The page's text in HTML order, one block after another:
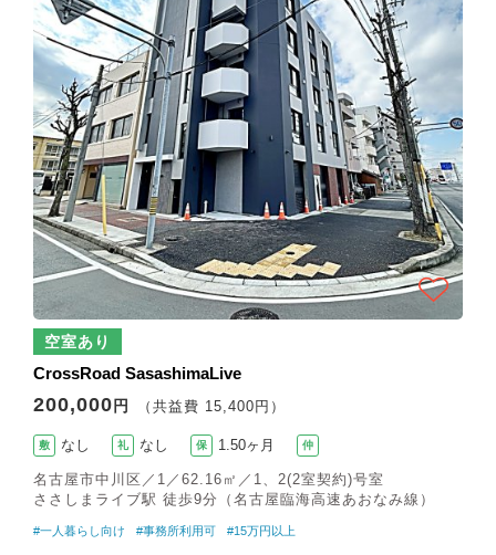
空室あり
CrossRoad SasashimaLive
200,000 円 （共益費 15,400円）
敷 なし 礼 なし 保 1.50ヶ月 仲
名古屋市中川区／1／62.16㎡／1、2(2室契約)号室
ささしまライブ駅 徒歩9分（名古屋臨海高速あおなみ線）
#一人暮らし向け #事務所利用可 #15万円以上